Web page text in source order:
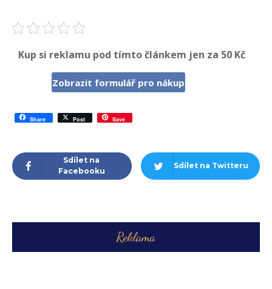
Kup si reklamu pod tímto článkem jen za 50 Kč
Zobrazit formulář pro nákup
Share Post Save
Sdílet na
Facebooku
Sdílet na Twitteru